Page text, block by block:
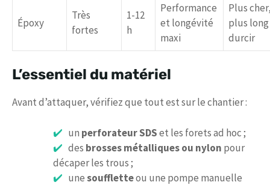
Époxy
Très
fortes
1-12
h
Performance
et longévité
maxi
Plus
plus long
durcir
L’essentiel du matériel
Avant d’attaquer, vérifiez que tout est sur le chantier :
un perforateur SDSet les forets ad hoc ;
des brosses métalliques ou nylon pour
décaper les trous ;
unesouffletteou une pompe manuelle